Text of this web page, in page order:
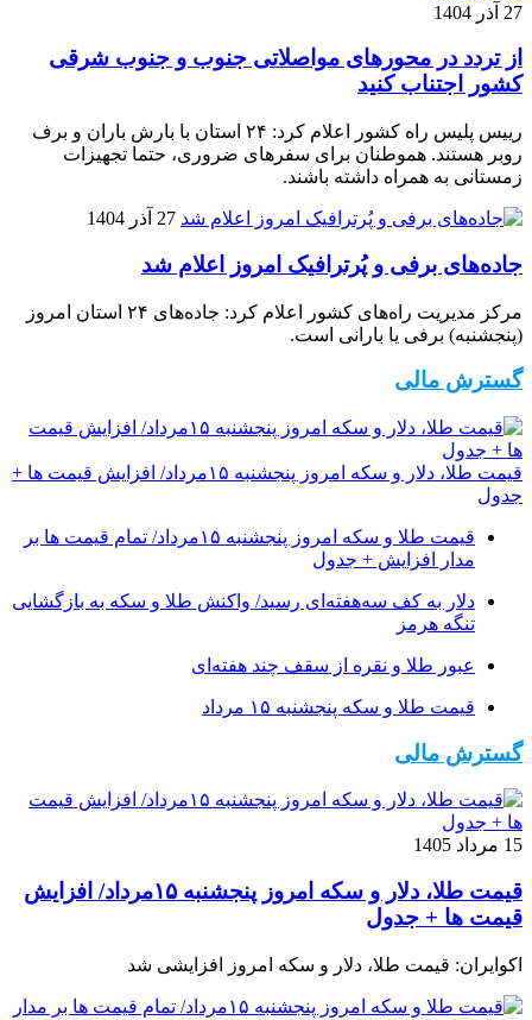
27 آذر 1404
از تردد در محورهای مواصلاتی جنوب و جنوب شرقی
کشور اجتناب کنید
رییس پلیس راه کشور اعلام کرد: ۲۴ استان با بارش باران و برف
روبر هستند. هموطنان برای سفرهای ضروری، حتما تجهیزات
زمستانی به همراه داشته باشند.
27 آذر 1404
جاده‌های برفی و پُرترافیک امروز اعلام شد
مرکز مدیریت راه‌های کشور اعلام کرد: جاده‌های ۲۴ استان امروز
(پنجشنبه) برفی یا بارانی است.
گسترش مالی
قیمت طلا، دلار و سکه امروز پنجشنبه ۱۵مرداد/ افزایش قیمت ها +
جدول
قیمت طلا و سکه امروز پنجشنبه ۱۵مرداد/ تمام قیمت ها بر
مدار افزایش + جدول
دلار به کف سه‌هفته‌ای رسید/ واکنش طلا و سکه به بازگشایی
تنگه هرمز
عبور طلا و نقره از سقف چند هفته‌ای
قیمت طلا و سکه پنجشنبه ۱۵ مرداد
گسترش مالی
15 مرداد 1405
قیمت طلا، دلار و سکه امروز پنجشنبه ۱۵مرداد/ افزایش
قیمت ها + جدول
اکوایران: قیمت طلا، دلار و سکه امروز افزایشی شد